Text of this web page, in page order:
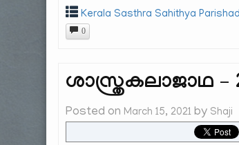
Kerala Sasthra Sahithya Parishad
0
ശാസ്ത്രകലാജാഥ
Posted on March 15, 2021 by Shaji